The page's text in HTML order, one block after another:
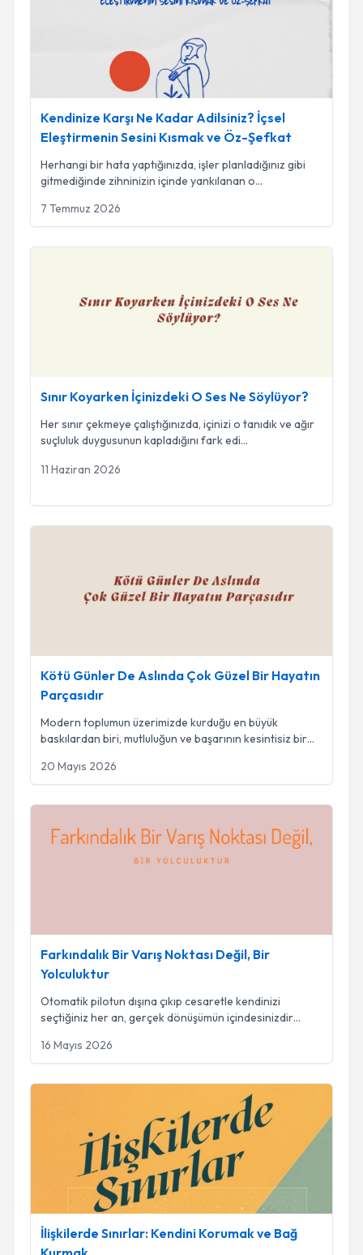
Kendinize Karşı Ne Kadar Adilsiniz? İçsel
Eleştirmenin Sesini Kısmak ve Öz-Şefkat
Herhangi bir hata yaptığınızda, işler planladığınız gibi
gitmediğinde zihninizin içinde yankılanan o...
7 Temmuz 2026
Sınır Koyarken İçinizdeki O Ses Ne Söylüyor?
Her sınır çekmeye çalıştığınızda, içinizi o tanıdık ve ağır
suçluluk duygusunun kapladığını fark edi...
11 Haziran 2026
Kötü Günler De Aslında Çok Güzel Bir Hayatın
Parçasıdır
Modern toplumun üzerimizde kurduğu en büyük
baskılardan biri, mutluluğun ve başarının kesintisiz bir...
20 Mayıs 2026
Farkındalık Bir Varış Noktası Değil, Bir
Yolculuktur
Otomatik pilotun dışına çıkıp cesaretle kendinizi
seçtiğiniz her an, gerçek dönüşümün içindesinizdir...
16 Mayıs 2026
İlişkilerde Sınırlar: Kendini Korumak ve Bağ Kurmak
İlişkilerde Sınırlar: Kendini Korumak ve Bağ